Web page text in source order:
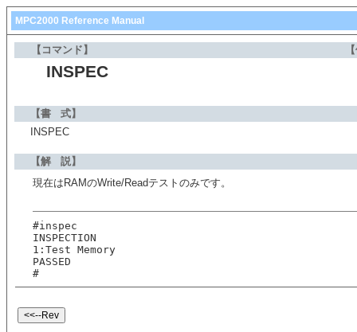
MPC2000 Reference Manual
【コマンド】
INSPEC
【書 式】
INSPEC
【解 説】
現在はRAMのWrite/Readテストのみです。
#inspec
INSPECTION
1:Test Memory
PASSED
#